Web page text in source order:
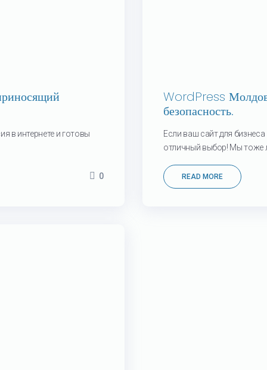
в интернете и готовы
0
WordPress
безопасность.
Если ваш сайт для
отличный выбор! Мы тоже
READ MORE